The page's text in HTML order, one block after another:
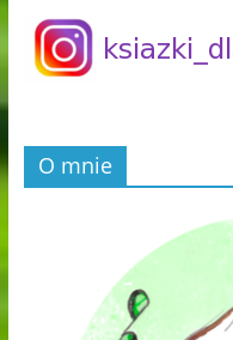
O mnie